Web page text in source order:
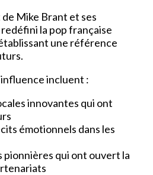
Mike Brant et ses
la pop française
une référence
influence incluent :
innovantes qui ont
émotionnels dans les
pionnières qui ont ouvert la